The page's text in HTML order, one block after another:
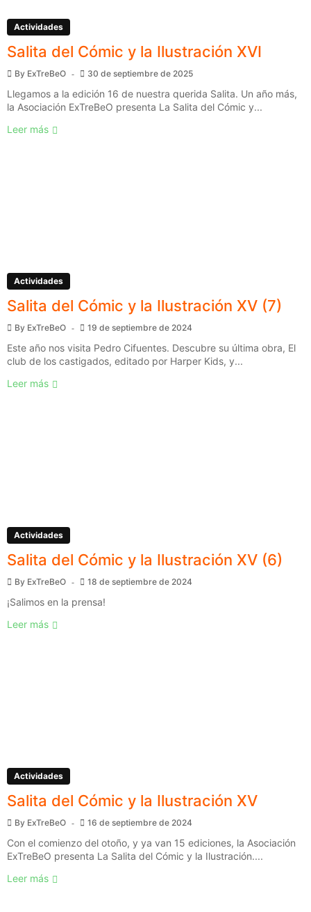
Actividades
Salita del Cómic y la Ilustración XVI
By ExTreBeO 30 de septiembre de 2025
Llegamos a la edición 16 de nuestra querida Salita. Un año más,
la Asociación ExTreBeO presenta La Salita del Cómic y...
Leer más
Actividades
Salita del Cómic y la Ilustración XV (7)
By ExTreBeO 19 de septiembre de 2024
Este año nos visita Pedro Cifuentes. Descubre su última obra, El
club de los castigados, editado por Harper Kids, y...
Leer más
Actividades
Salita del Cómic y la Ilustración XV (6)
By ExTreBeO 18 de septiembre de 2024
¡Salimos en la prensa!
Leer más
Actividades
Salita del Cómic y la Ilustración XV
By ExTreBeO 16 de septiembre de 2024
Con el comienzo del otoño, y ya van 15 ediciones, la Asociación
ExTreBeO presenta La Salita del Cómic y la Ilustración....
Leer más